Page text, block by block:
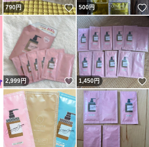
いいね！
790円 いいね！
500円
いいね！
2,999円 いいね！
1,450円